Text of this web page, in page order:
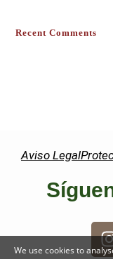
Recent Comments
Aviso Legal
We use cookies to